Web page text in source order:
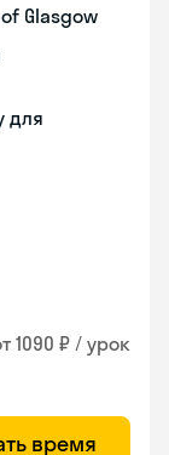
Glasgow
для
1090 ₽ / урок
время